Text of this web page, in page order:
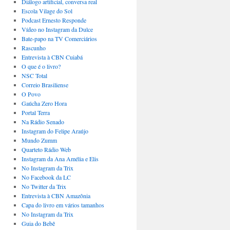
Escola Vilage do Sol
Podcast Ernesto Responde
Vídeo no Instagram da Dulce
Bate-papo na TV Comerciários
Rascunho
Entrevista à CBN Cuiabá
O que é o livro?
NSC Total
Correio Brasiliense
O Povo
Gaúcha Zero Hora
Portal Terra
Na Rádio Senado
Instagram do Felipe Araújo
Mundo Zumm
Quarteto Rádio Web
Instagram da Ana Amélia e Elis
No Instagram da Trix
No Facebook da LC
No Twitter da Trix
Entrevista à CBN Amazônia
Capa do livro em vários tamanhos
No Instagram da Trix
Guia do Bebê